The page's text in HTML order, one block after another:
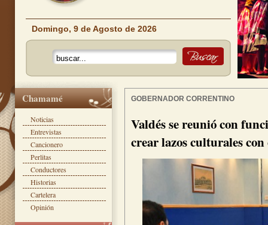
Domingo, 9 de Agosto de 2026
GOBERNADOR CORRENTINO
Valdés se reunió con
crear lazos culturales
Chamamé
Noticias
Entrevistas
Cancionero
Perlitas
Conductores
Historias
Cartelera
Opinión